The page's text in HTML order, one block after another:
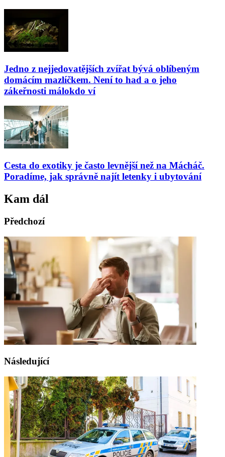
Jedno z nejjedovatějších zvířat bývá oblíbeným
domácím mazlíčkem. Není to had a o jeho
zákeřnosti málokdo ví
Cesta do exotiky je často levnější než na Mácháč.
Poradíme, jak správně najít letenky i ubytování
Kam dál
Předchozí
Následující